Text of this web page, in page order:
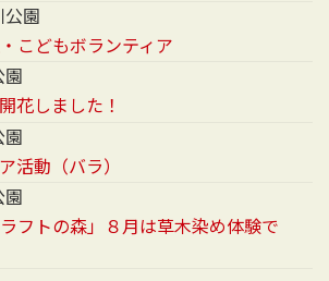
園
こどもボランティア
花しました！
活動（バラ）
フトの森」８月は草木染め体験で